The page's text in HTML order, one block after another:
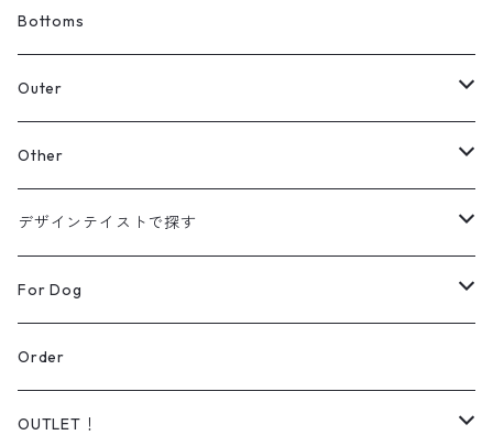
Tシャツ
スウェット
パーカー
シャツ
ニット
Bottoms
Outer
カーディガン
【Original】
ジャケット
【Original】
Other
帽子
バッグ
シューズ
ソックス
デザインテイストで探す
ラインアート
リアルデザイン
オーダー可能商品
For Dog
Wear
Daily wear
Dog lead＆Harness
Order
OUTLET！